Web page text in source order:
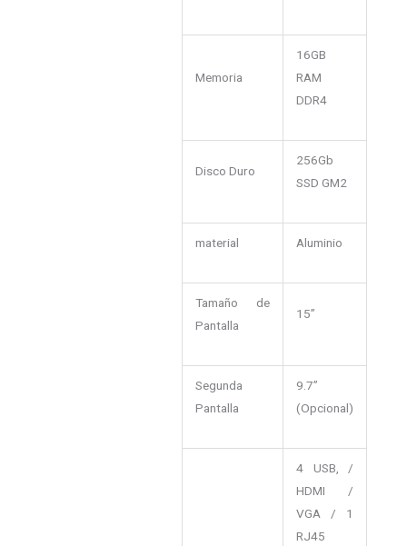
Memoria
16GB
RAM
DDR4
Disco Duro
256Gb
SSD GM2
material Aluminio
Tamaño de
Pantalla
15”
Segunda
Pantalla
9.7”
(Opcional)
4 USB, /
HDMI /
VGA / 1
RJ45